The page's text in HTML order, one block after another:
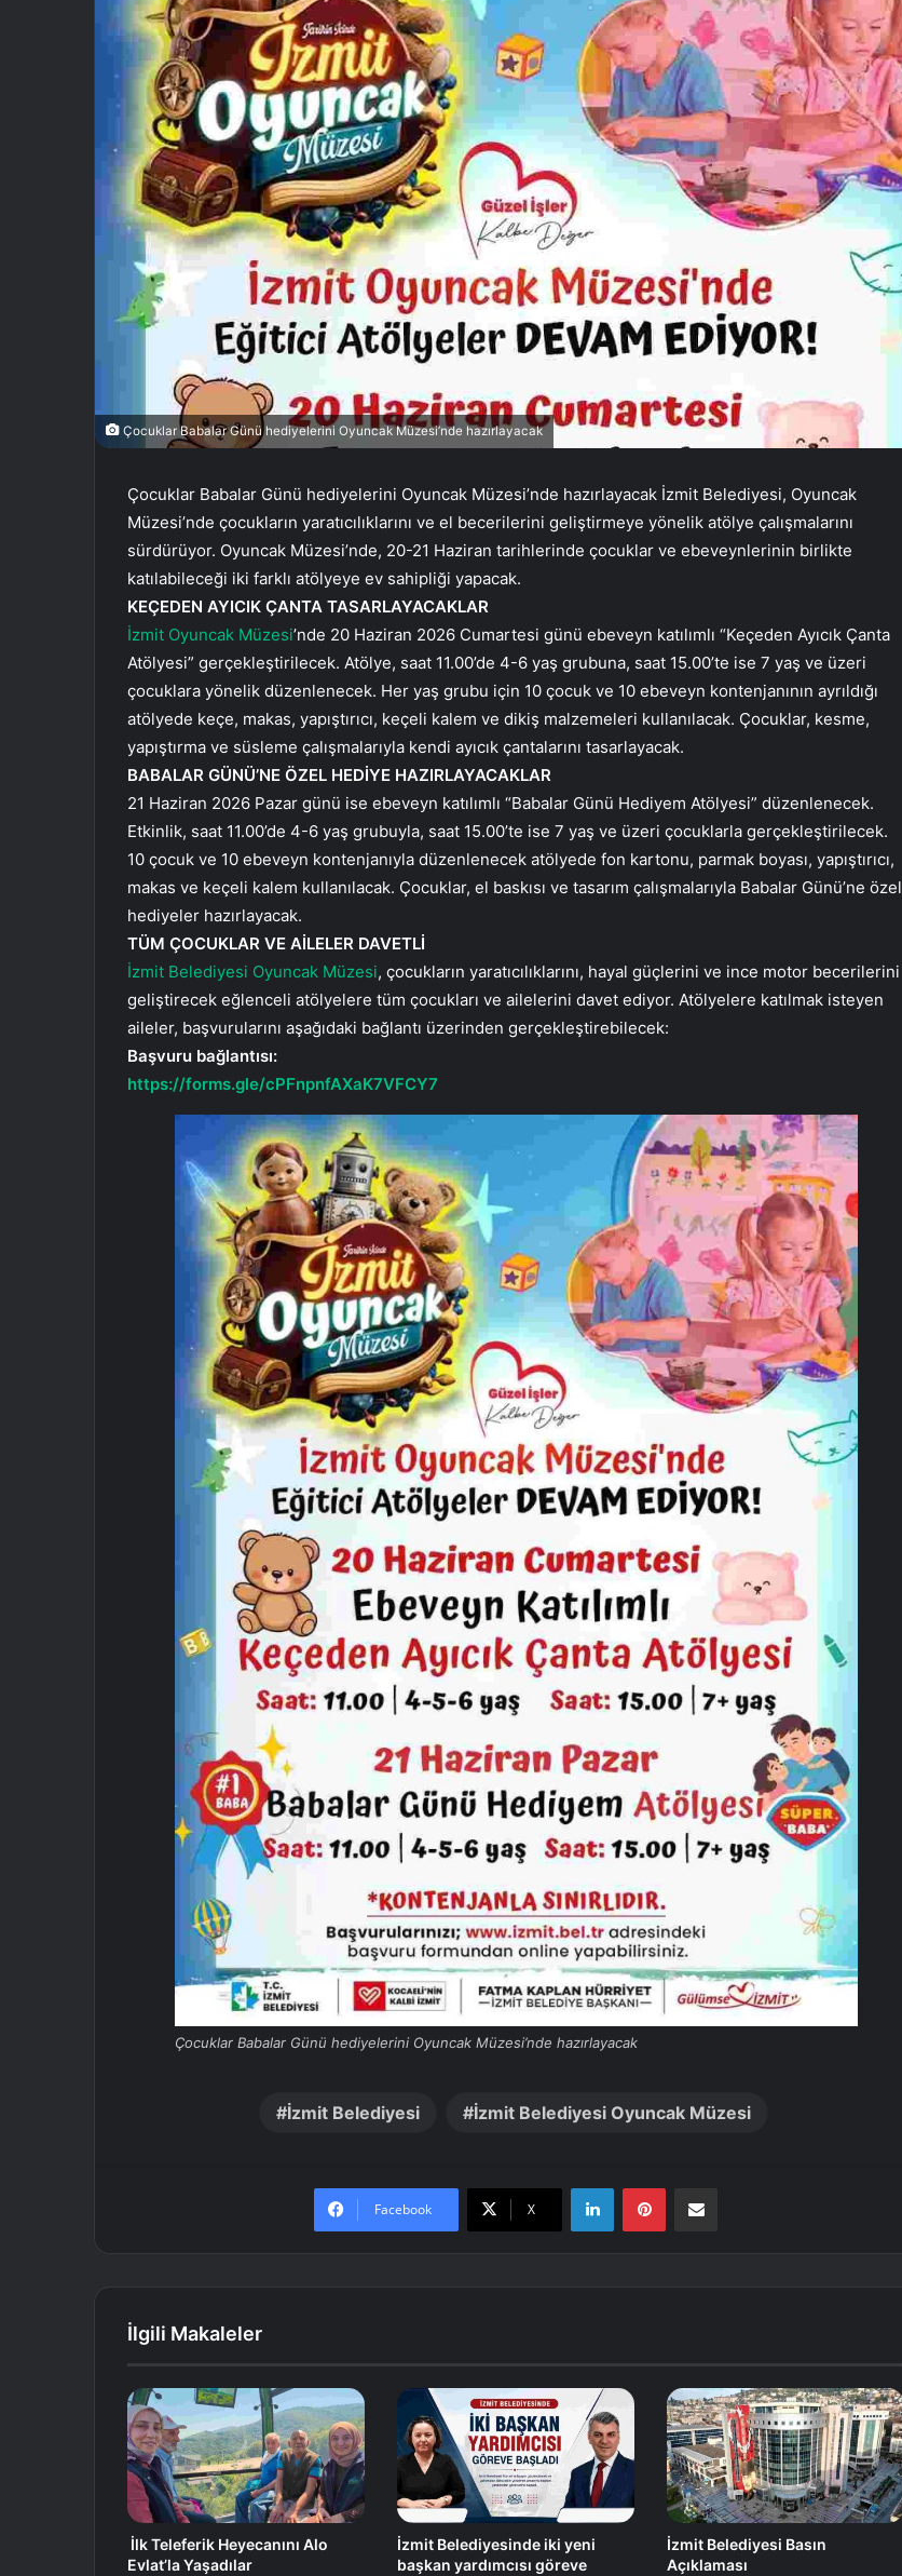
Çocuklar Babalar Günü hediyelerini Oyuncak Müzesi’nde hazırlayacak
Çocuklar Babalar Günü hediyelerini Oyuncak Müzesi’nde hazırlayacak İzmit Belediyesi, Oyuncak
Müzesi’nde çocukların yaratıcılıklarını ve el becerilerini geliştirmeye yönelik atölye çalışmalarını
sürdürüyor. Oyuncak Müzesi’nde, 20-21 Haziran tarihlerinde çocuklar ve ebeveynlerinin birlikte
katılabileceği iki farklı atölyeye ev sahipliği yapacak.
KEÇEDEN AYICIK ÇANTA TASARLAYACAKLAR
İzmit Oyuncak Müzesi’nde 20 Haziran 2026 Cumartesi günü ebeveyn katılımlı “Keçeden Ayıcık Çanta
Atölyesi” gerçekleştirilecek. Atölye, saat 11.00’de 4-6 yaş grubuna, saat 15.00’te ise 7 yaş ve üzeri
çocuklara yönelik düzenlenecek. Her yaş grubu için 10 çocuk ve 10 ebeveyn kontenjanının ayrıldığı
atölyede keçe, makas, yapıştırıcı, keçeli kalem ve dikiş malzemeleri kullanılacak. Çocuklar, kesme,
yapıştırma ve süsleme çalışmalarıyla kendi ayıcık çantalarını tasarlayacak.
BABALAR GÜNÜ’NE ÖZEL HEDİYE HAZIRLAYACAKLAR
21 Haziran 2026 Pazar günü ise ebeveyn katılımlı “Babalar Günü Hediyem Atölyesi” düzenlenecek.
Etkinlik, saat 11.00’de 4-6 yaş grubuyla, saat 15.00’te ise 7 yaş ve üzeri çocuklarla gerçekleştirilecek.
10 çocuk ve 10 ebeveyn kontenjanıyla düzenlenecek atölyede fon kartonu, parmak boyası, yapıştırıcı,
makas ve keçeli kalem kullanılacak. Çocuklar, el baskısı ve tasarım çalışmalarıyla Babalar Günü’ne özel
hediyeler hazırlayacak.
TÜM ÇOCUKLAR VE AİLELER DAVETLİ
İzmit Belediyesi Oyuncak Müzesi, çocukların yaratıcılıklarını, hayal güçlerini ve ince motor becerilerini
geliştirecek eğlenceli atölyelere tüm çocukları ve ailelerini davet ediyor. Atölyelere katılmak isteyen
aileler, başvurularını aşağıdaki bağlantı üzerinden gerçekleştirebilecek:
Başvuru bağlantısı:
https://forms.gle/cPFnpnfAXaK7VFCY7
Çocuklar Babalar Günü hediyelerini Oyuncak Müzesi’nde hazırlayacak
İzmit Belediyesi İzmit Belediyesi Oyuncak Müzesi
Facebook X
İlgili Makaleler
İlk Teleferik Heyecanını Alo
Evlat’la Yaşadılar
İzmit Belediyesinde iki yeni
başkan yardımcısı göreve
İzmit Belediyesi Basın
Açıklaması